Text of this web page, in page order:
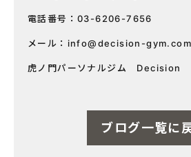
電話番号：03-6206-7656
メール： info@decision-gym.com
虎ノ門パーソナルジム Decision
ブログ一覧に